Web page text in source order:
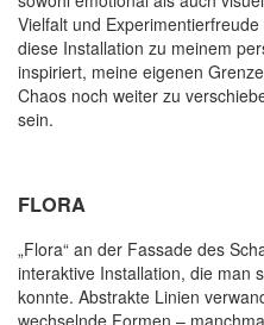
Vielfalt und
diese Installation zu meinem
inspiriert, meine eigenen
Chaos noch weiter zu
sein.
FLORA
„Flora“ an der Fassade des
interaktive Installation, die man
konnte. Abstrakte Linien